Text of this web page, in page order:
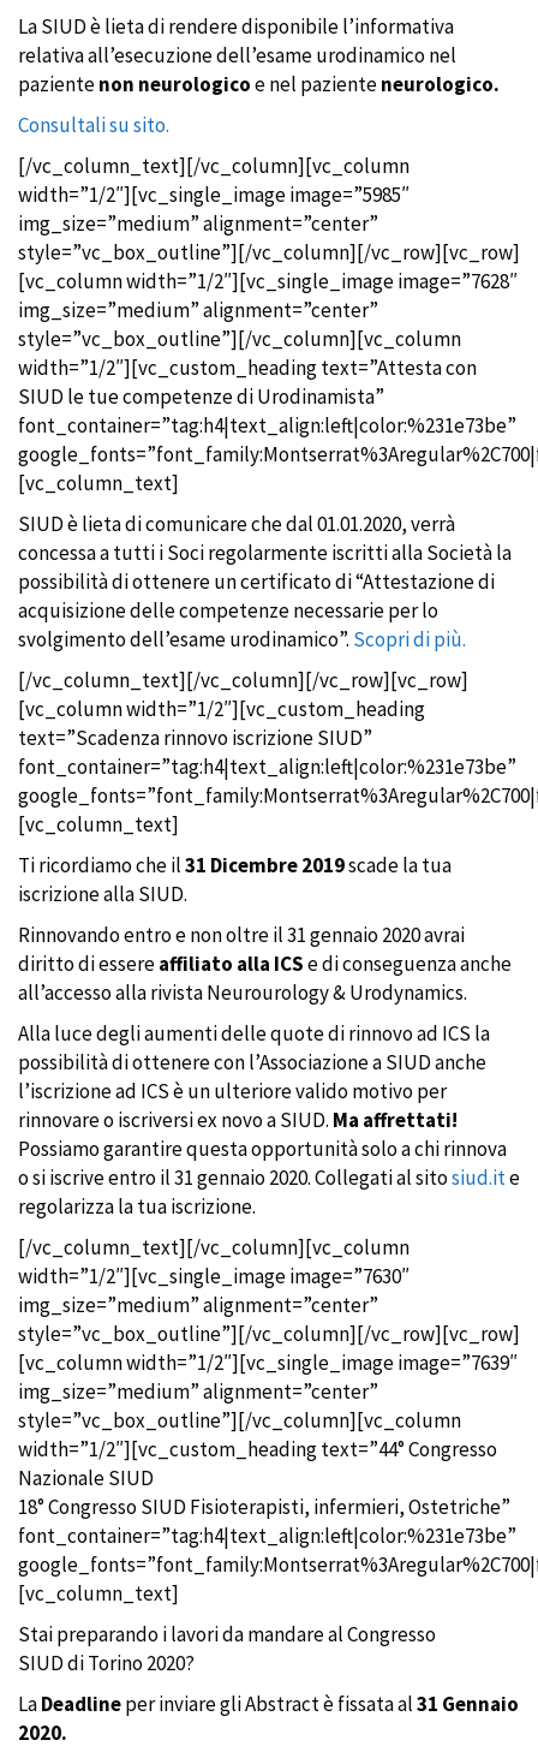
La SIUD è lieta di rendere disponibile l’informativa
relativa all’esecuzione dell’esame urodinamico nel
pazientenon neurologicoe nel pazienteneurologico.
Consultali su sito.
[/vc_column_text][/vc_column][vc_column
width=”1/2″][vc_single_image image=”5985″
img_size=”medium” alignment=”center”
style=”vc_box_outline”][/vc_column][/vc_row][vc_row]
[vc_column width=”1/2″][vc_single_image image=”7628″
img_size=”medium” alignment=”center”
style=”vc_box_outline”][/vc_column][vc_column
width=”1/2″][vc_custom_heading text=”Attesta con
SIUD le tue competenze di Urodinamista”
font_container=”tag:h4|text_align:left|color:%231e73be”
[vc_column_text]
SIUD è lieta di comunicare che dal 01.01.2020, verrà
concessa a tutti i Soci regolarmente iscritti alla Società la
possibilità di ottenere un certificato di “Attestazione di
acquisizione delle competenze necessarie per lo
svolgimento dell’esame urodinamico”. Scopri di più.
[/vc_column_text][/vc_column][/vc_row][vc_row]
[vc_column width=”1/2″][vc_custom_heading
text=”Scadenza rinnovo iscrizione SIUD”
font_container=”tag:h4|text_align:left|color:%231e73be”
[vc_column_text]
Ti ricordiamo che il31 Dicembre 2019scade la tua
iscrizione alla SIUD.
Rinnovando entro e non oltre il 31 gennaio 2020 avrai
diritto di essereaffiliato alla ICSe di conseguenza anche
all’accesso alla rivista Neurourology & Urodynamics.
Alla luce degli aumenti delle quote di rinnovo ad ICS la
possibilità di ottenere con l’Associazione a SIUD anche
l’iscrizione ad ICS è un ulteriore valido motivo per
rinnovare o iscriversi ex novo a SIUD. Ma affrettati!
Possiamo garantire questa opportunità solo a chi rinnova
o si iscrive entro il 31 gennaio 2020. Collegati al sitosiud.ite
regolarizza la tua iscrizione.
[/vc_column_text][/vc_column][vc_column
width=”1/2″][vc_single_image image=”7630″
img_size=”medium” alignment=”center”
style=”vc_box_outline”][/vc_column][/vc_row][vc_row]
[vc_column width=”1/2″][vc_single_image image=”7639″
img_size=”medium” alignment=”center”
style=”vc_box_outline”][/vc_column][vc_column
width=”1/2″][vc_custom_heading text=”44° Congresso
Nazionale SIUD
18° Congresso SIUD Fisioterapisti, infermieri, Ostetriche”
font_container=”tag:h4|text_align:left|color:%231e73be”
[vc_column_text]
Stai preparando i lavori da mandare al Congresso
SIUD di Torino 2020?
LaDeadlineper inviare gli Abstract è fissata al31 Gennaio
2020.